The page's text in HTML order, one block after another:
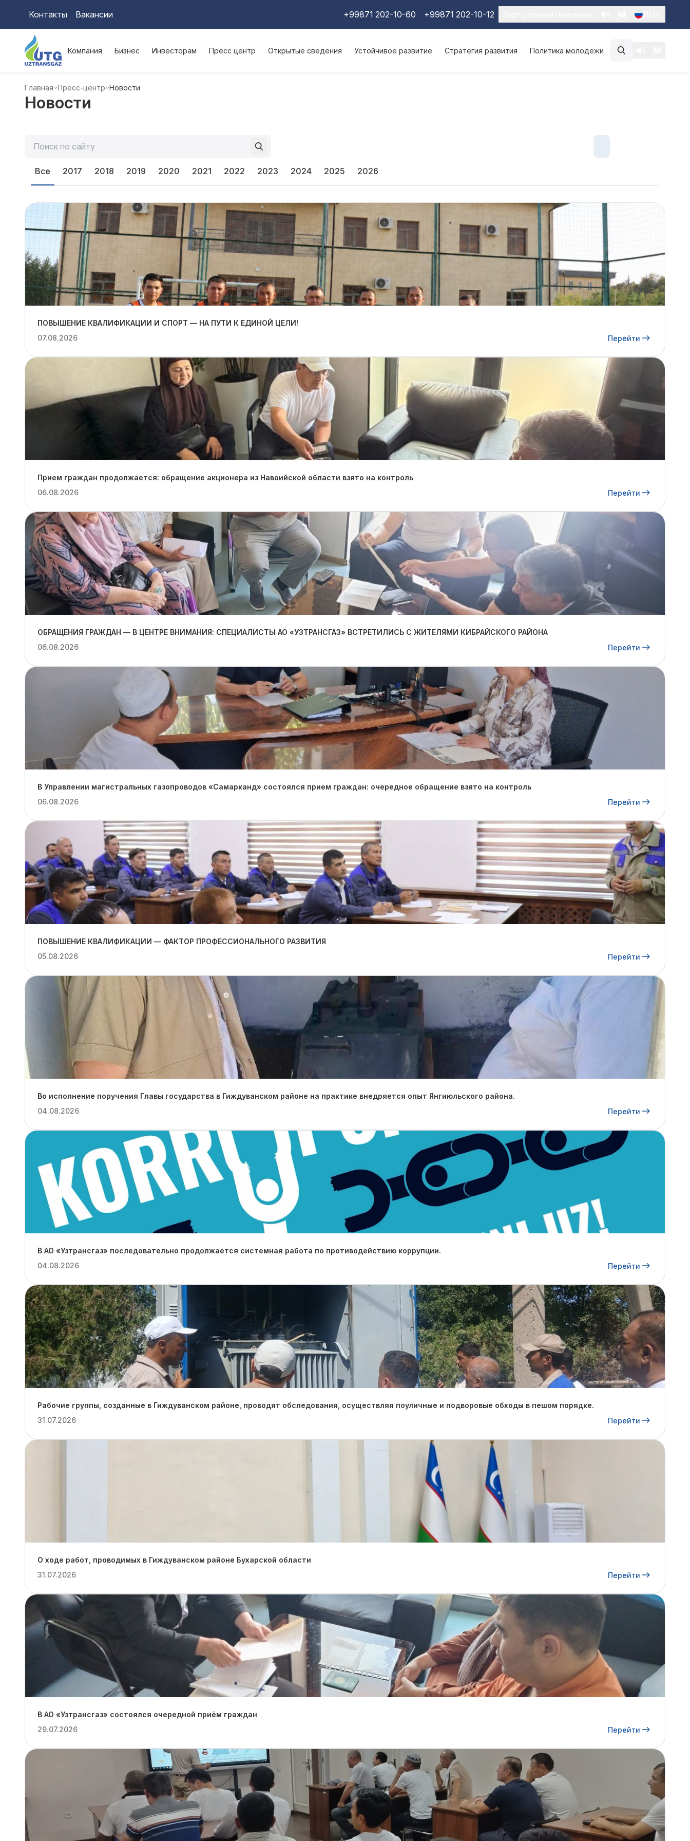
Контакты Вакансии +99871 202-10-60 +99871 202-10-12
Компания Бизнес Инвесторам Пресс центр Открытые сведения Устойчивое развитие Стратегия развития Политика молодежи
Главная Пресс-центр Новости
Новости
Все 2017 2018 2019 2020 2021 2022 2023 2024 2025 2026
ПОВЫШЕНИЕ КВАЛИФИКАЦИИ И СПОРТ — НА ПУТИ К ЕДИНОЙ ЦЕЛИ!
07.08.2026
Перейти
Прием граждан продолжается: обращение акционера из Навоийской области взято на контроль
06.08.2026
Перейти
ОБРАЩЕНИЯ ГРАЖДАН — В ЦЕНТРЕ ВНИМАНИЯ: СПЕЦИАЛИСТЫ АО «УЗТРАНСГАЗ» ВСТРЕТИЛИСЬ С ЖИТЕЛЯМИ КИБРАЙСКОГО РАЙОНА
06.08.2026
Перейти
В Управлении магистральных газопроводов «Самарканд» состоялся прием граждан: очередное обращение взято на контроль
06.08.2026
Перейти
ПОВЫШЕНИЕ КВАЛИФИКАЦИИ — ФАКТОР ПРОФЕССИОНАЛЬНОГО РАЗВИТИЯ
05.08.2026
Перейти
Во исполнение поручения Главы государства в Гиждуванском районе на практике внедряется опыт Янгиюльского района.
04.08.2026
Перейти
В АО «Узтрансгаз» последовательно продолжается системная работа по противодействию коррупции.
04.08.2026
Перейти
Рабочие группы, созданные в Гиждуванском районе, проводят обследования, осуществляя поуличные и подворовые обходы в пешом порядке.
31.07.2026
Перейти
О ходе работ, проводимых в Гиждуванском районе Бухарской области
31.07.2026
Перейти
В АО «Узтрансгаз» состоялся очередной приём граждан
29.07.2026
Перейти